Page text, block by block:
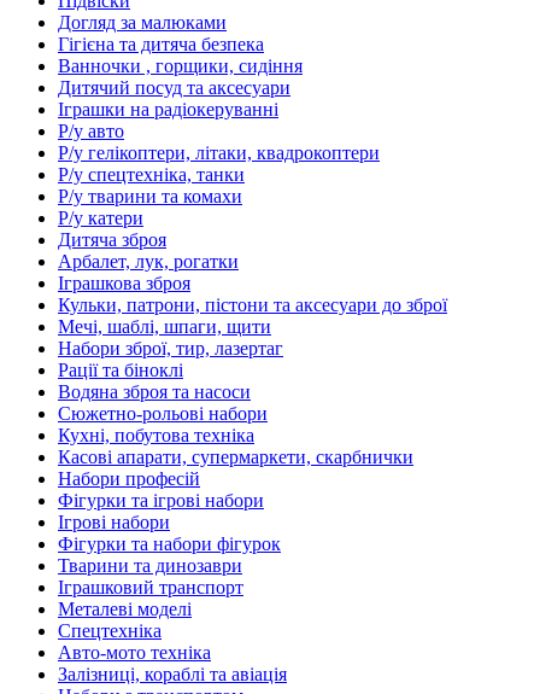
Догляд за малюками
Гігієна та дитяча безпека
Ванночки , горщики, сидіння
Дитячий посуд та аксесуари
Іграшки на радіокеруванні
Р/у авто
Р/у гелікоптери, літаки, квадрокоптери
Р/у спецтехніка, танки
Р/у тварини та комахи
Р/у катери
Дитяча зброя
Арбалет, лук, рогатки
Іграшкова зброя
Кульки, патрони, пістони та аксесуари до зброї
Мечі, шаблі, шпаги, щити
Набори зброї, тир, лазертаг
Рації та біноклі
Водяна зброя та насоси
Сюжетно-рольові набори
Кухні, побутова техніка
Касові апарати, супермаркети, скарбнички
Набори професій
Фігурки та ігрові набори
Ігрові набори
Фігурки та набори фігурок
Тварини та динозаври
Іграшковий транспорт
Металеві моделі
Спецтехніка
Авто-мото техніка
Залізниці, кораблі та авіація